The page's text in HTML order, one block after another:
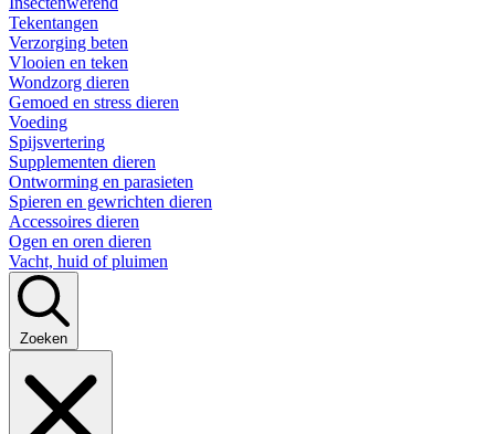
Tekentangen
Verzorging beten
Vlooien en teken
Wondzorg dieren
Gemoed en stress dieren
Voeding
Spijsvertering
Supplementen dieren
Ontworming en parasieten
Spieren en gewrichten dieren
Accessoires dieren
Ogen en oren dieren
Vacht, huid of pluimen
Zoeken